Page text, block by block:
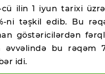
ilin 1 iyun tarixi
ni təşkil edib. Bu
göstəricilərdən
bu rəqəm
idi.